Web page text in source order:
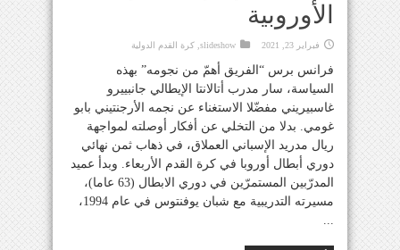
الأوروبية
فبراير 23, 2021 slideshow كرة القدم الدولية
فرانس برس “الفريق أهمّ من نجومه” بهذه
السياسة، سار مدرب أتالانتا الإيطالي جانبييرو
غاسبيريني مفضّلا الاستغناء عن نجمه الأرجنتيني بابو
غومي. بدلا من التخلي عن أفكار أوصلته لمواجهة
ريال مدريد الإسباني العملاق، في ذهاب ثمن نهائي
دوري أبطال أوروبا في كرة القدم الأربعاء. وبدأ عميد
المدرّبين المستمرّين في دوري الابطال (63 عاما)،
مسيرته التدريبية مع شبان يوفنتوس في عام 1994،
...